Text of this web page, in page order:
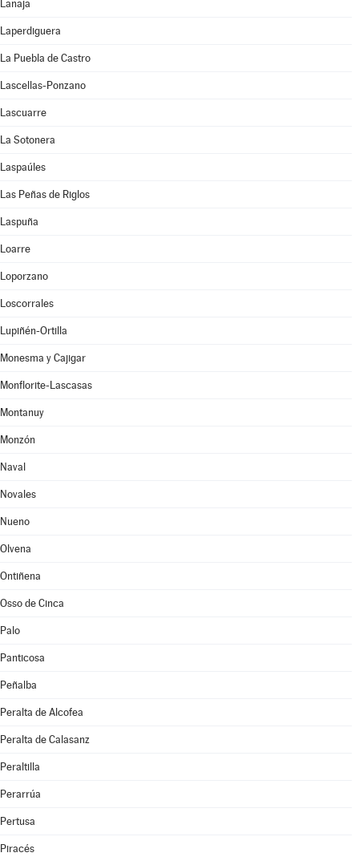
Lanaja
Laperdiguera
La Puebla de Castro
Lascellas-Ponzano
Lascuarre
La Sotonera
Laspaúles
Las Peñas de Riglos
Laspuña
Loarre
Loporzano
Loscorrales
Lupiñén-Ortilla
Monesma y Cajigar
Monflorite-Lascasas
Montanuy
Monzón
Naval
Novales
Nueno
Olvena
Ontiñena
Osso de Cinca
Palo
Panticosa
Peñalba
Peralta de Alcofea
Peralta de Calasanz
Peraltilla
Perarrúa
Pertusa
Piracés